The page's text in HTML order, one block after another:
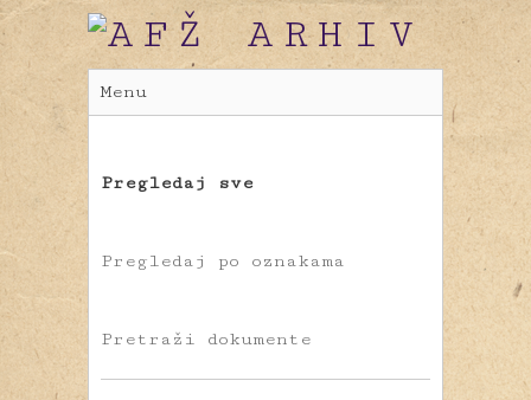
Menu
Pregledaj sve
Pregledaj po oznakama
Pretraži dokumente